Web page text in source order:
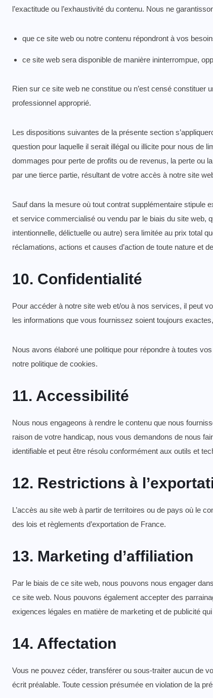
l’exactitude ou l’exhaustivité du contenu. Nous ne
que ce site web ou notre contenu répondront à vos
ce site web sera disponible de manière ininterrompue,
Rien sur ce site web ne constitue ou n’est censé
professionnel approprié.
Les dispositions suivantes de la présente section
question pour laquelle il serait illégal ou illicite pour nous de
dommages pour perte de profits ou de revenus, la perte ou
par une tierce partie, résultant de votre accès à notre site
Sauf dans la mesure où tout contrat supplémentaire stipule
et service commercialisé ou vendu par le biais du site web,
intentionnelle, délictuelle ou autre) sera limitée au prix total
réclamations, actions et causes d’action de toute nature et
10. Confidentialité
Pour accéder à notre site web et/ou à nos services, il peut
les informations que vous fournissez soient toujours
Nous avons élaboré une politique pour répondre à toutes
notre politique de cookies.
11. Accessibilité
Nous nous engageons à rendre le contenu que nous
raison de votre handicap, nous vous demandons de nous
identifiable et peut être résolu conformément aux outils et
12. Restrictions à
L’accès au site web à partir de territoires ou de pays où le
des lois et règlements d’exportation de France.
13. Marketing d’affiliation
Par le biais de ce site web, nous pouvons nous engager
ce site web. Nous pouvons également accepter des
exigences légales en matière de marketing et de publicité
14. Affectation
Vous ne pouvez céder, transférer ou sous-traiter aucun de
écrit préalable. Toute cession présumée en violation de la